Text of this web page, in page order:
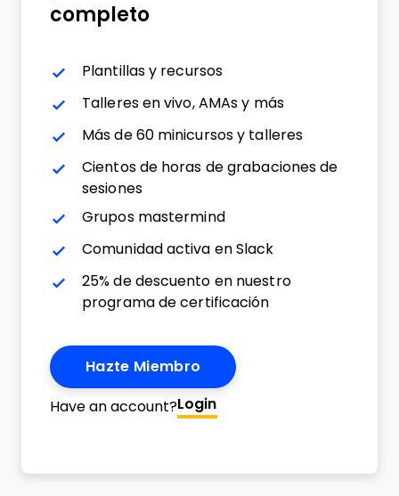
completo
Plantillas y recursos
Talleres en vivo, AMAs y más
Más de 60 minicursos y talleres
Cientos de horas de grabaciones de
sesiones
Grupos mastermind
Comunidad activa en Slack
25% de descuento en nuestro
programa de certificación
Hazte Miembro
Have an account?Login